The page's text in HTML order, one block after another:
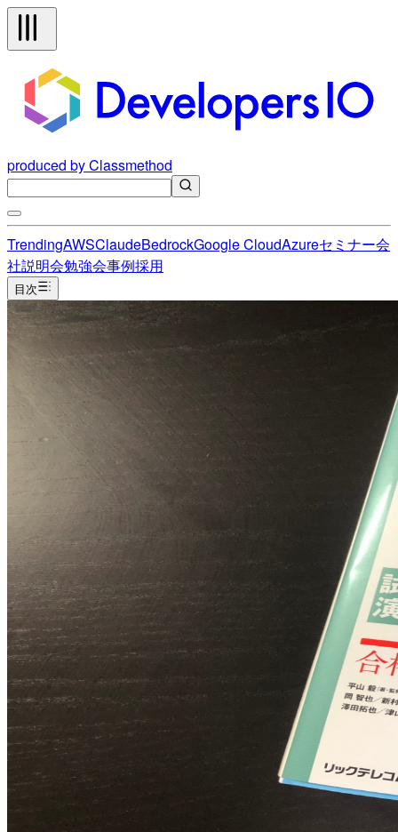
produced by Classmethod
TrendingAWSClaudeBedrockGoogle CloudAzureセミナー会
社説明会勉強会事例採用
目次